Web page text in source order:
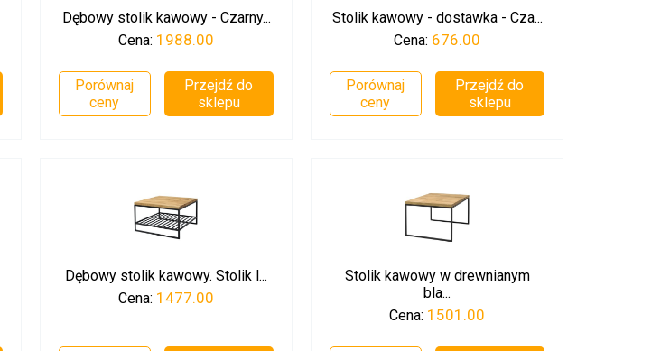
Dębowy stolik kawowy - Czarny...
Cena: 1988.00
Porównaj
ceny
Przejdź do
sklepu
Stolik kawowy - dostawka - Cza...
Cena: 676.00
Porównaj
ceny
Przejdź do
sklepu
Dębowy stolik kawowy. Stolik l...
Cena: 1477.00
Stolik kawowy w drewnianym
bla...
Cena: 1501.00